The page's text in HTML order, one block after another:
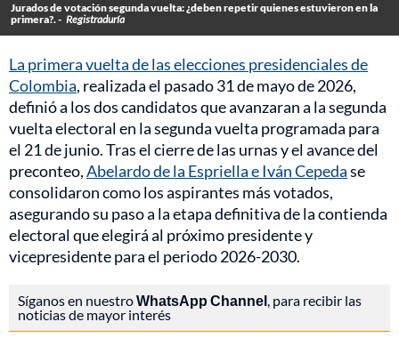
Jurados de votación segunda vuelta: ¿deben repetir quienes estuvieron en la
primera?. - Registraduría
La primera vuelta de las elecciones presidenciales de
Colombia, realizada el pasado 31 de mayo de 2026,
definió a los dos candidatos que avanzaran a la segunda
vuelta electoral en la segunda vuelta programada para
el 21 de junio. Tras el cierre de las urnas y el avance del
preconteo,Abelardo de la Espriella e Iván Cepedase
consolidaron como los aspirantes más votados,
asegurando su paso a la etapa definitiva de la contienda
electoral que elegirá al próximo presidente y
vicepresidente para el periodo 2026-2030.
Síganos en nuestroWhatsApp Channel, para recibir las
noticias de mayor interés